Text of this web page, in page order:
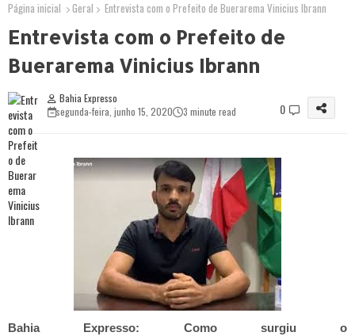
Página inicial Geral Entrevista com o Prefeito de Buerarema Vinicius Ibrann
Entrevista com o Prefeito de
Buerarema Vinicius Ibrann
Bahia Expresso
segunda-feira, junho 15, 2020
3 minute read 0
Bahia Expresso: Como surgiu o